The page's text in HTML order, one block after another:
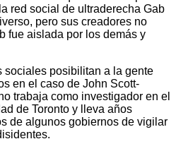
red social de ultraderecha Gab
pero sus creadores no
fue aislada por los demás y
sociales posibilitan a la gente
en el caso de John Scott-
trabaja como investigador en el
de Toronto y lleva años
de algunos gobiernos de vigilar